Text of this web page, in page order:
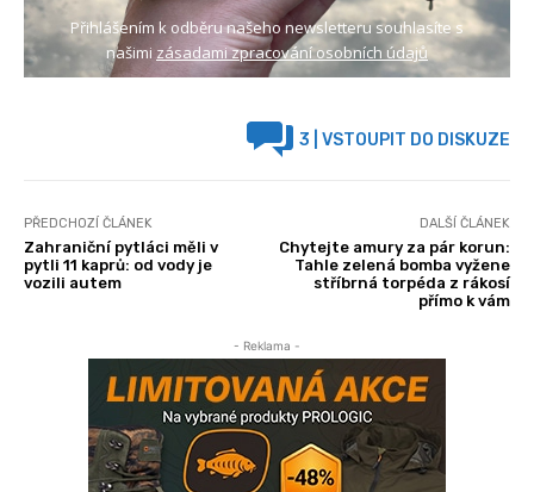
Přihlášením k odběru našeho newsletteru souhlasíte s
našimi zásadami zpracování osobních údajů
3 | VSTOUPIT DO DISKUZE
PŘEDCHOZÍ ČLÁNEK
Zahraniční pytláci měli v
pytli 11 kaprů: od vody je
vozili autem
DALŠÍ ČLÁNEK
Chytejte amury za pár korun:
Tahle zelená bomba vyžene
stříbrná torpéda z rákosí
přímo k vám
- Reklama -